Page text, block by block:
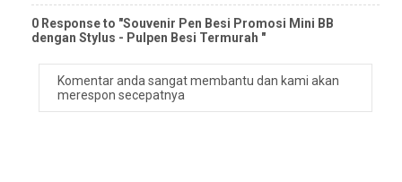
0 Response to "Souvenir Pen Besi Promosi Mini BB
dengan Stylus - Pulpen Besi Termurah "
Komentar anda sangat membantu dan kami akan
merespon secepatnya